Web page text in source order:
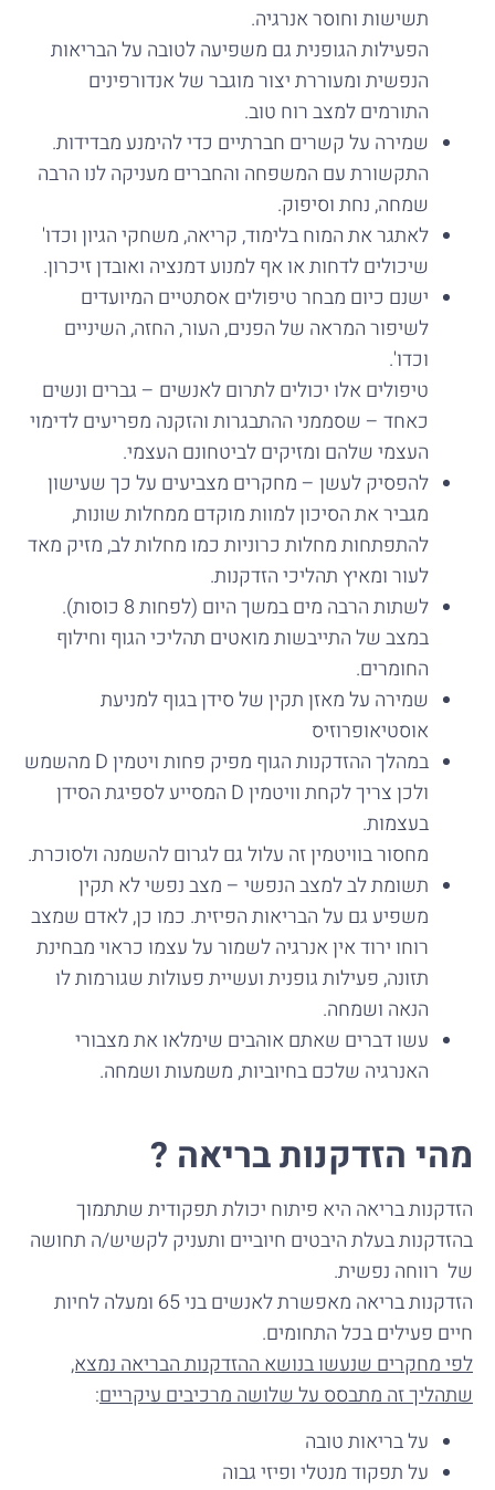
תשישות וחוסר אנרגיה.
הפעילות הגופנית גם משפיעה לטובה על הבריאות
הנפשית ומעוררת יצור מוגבר של אנדורפינים
התורמים למצב רוח טוב.
שמירה על קשרים חברתיים כדי להימנע מבדידות.
התקשורת עם המשפחה והחברים מעניקה לנו הרבה
שמחה, נחת וסיפוק.
לאתגר את המוח בלימוד, קריאה, משחקי הגיון וכדו'
שיכולים לדחות או אף למנוע דמנציה ואובדן זיכרון.
ישנם כיום מבחר טיפולים אסתטיים המיועדים
לשיפור המראה של הפנים, העור, החזה, השיניים
וכדו'.
טיפולים אלו יכולים לתרום לאנשים – גברים ונשים
כאחד – שסממני ההתבגרות והזקנה מפריעים לדימוי
העצמי שלהם ומזיקים לביטחונם העצמי.
להפסיק לעשן – מחקרים מצביעים על כך שעישון
מגביר את הסיכון למוות מוקדם ממחלות שונות,
להתפתחות מחלות כרוניות כמו מחלות לב, מזיק מאד
לעור ומאיץ תהליכי הזדקנות.
לשתות הרבה מים במשך היום (לפחות 8 כוסות).
במצב של התייבשות מואטים תהליכי הגוף וחילוף
החומרים.
שמירה על מאזן תקין של סידן בגוף למניעת
אוסטיאופרוזיס
במהלך ההזדקנות הגוף מפיק פחות ויטמין D מהשמש
ולכן צריך לקחת וויטמין D המסייע לספיגת הסידן
בעצמות.
מחסור בוויטמין זה עלול גם לגרום להשמנה ולסוכרת.
תשומת לב למצב הנפשי – מצב נפשי לא תקין
משפיע גם על הבריאות הפיזית. כמו כן, לאדם שמצב
רוחו ירוד אין אנרגיה לשמור על עצמו כראוי מבחינת
תזונה, פעילות גופנית ועשיית פעולות שגורמות לו
הנאה ושמחה.
עשו דברים שאתם אוהבים שימלאו את מצבורי
האנרגיה שלכם בחיוביות, משמעות ושמחה.
מהי הזדקנות בריאה ?
הזדקנות בריאה היא פיתוח יכולת תפקודית שתתמוך
בהזדקנות בעלת היבטים חיוביים ותעניק לקשיש/ה תחושה
של רווחה נפשית.
הזדקנות בריאה מאפשרת לאנשים בני 65 ומעלה לחיות
חיים פעילים בכל התחומים.
לפי מחקרים שנעשו בנושא ההזדקנות הבריאה נמצא,
שתהליך זה מתבסס על שלושה מרכיבים עיקריים:
על בריאות טובה
על תפקוד מנטלי ופיזי גבוה